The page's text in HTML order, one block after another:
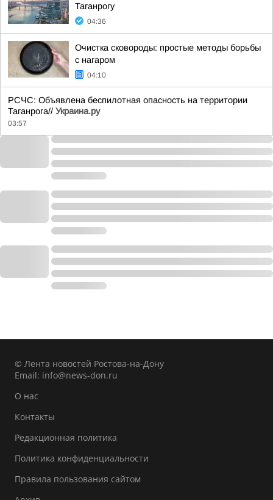
Таганрогу
04:36
Очистка сковороды: простые методы борьбы
с нагаром
04:10
РСЧС: Объявлена беспилотная опасность на территории
Таганрога// Украина.ру
03:57
© Лента новостей Ростова-на-Дону
Email: info@news-don.ru
О нас
Контакты
Редакционная политика
Политика конфиденциальности
Правила пользования сайтом